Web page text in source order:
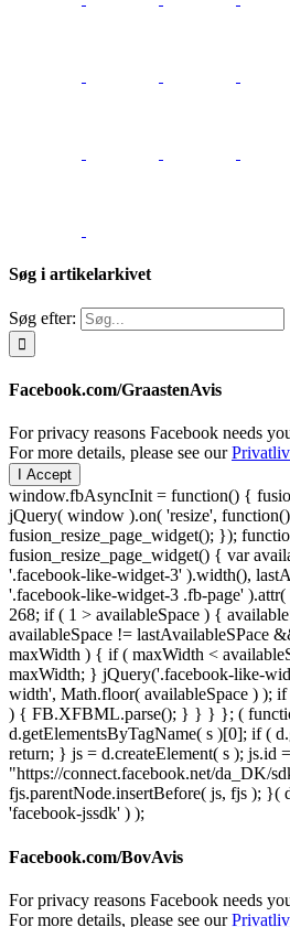
Søg i artikelarkivet
Søg efter:
Facebook.com/GraastenAvis
For privacy reasons Facebook needs
For more details, please see our
I Accept
window.fbAsyncInit = function() {
jQuery( window ).on( 'resize',
fusion_resize_page_widget(); });
fusion_resize_page_widget() { var
'.facebook-like-widget-3' ).width(),
'.facebook-like-widget-3 .fb-page'
268; if ( 1 > availableSpace ) {
availableSpace != lastAvailableSPace
maxWidth ) { if ( maxWidth <
maxWidth; } jQuery('.facebook-like-
width', Math.floor( availableSpace ) );
) { FB.XFBML.parse(); } } } }; (
d.getElementsByTagName( s )[0]; if (
return; } js = d.createElement( s ); js.id
"https://connect.facebook.net/da_DK/
fjs.parentNode.insertBefore( js, fjs ); }(
'facebook-jssdk' ) );
Facebook.com/BovAvis
For privacy reasons Facebook needs
For more details, please see our